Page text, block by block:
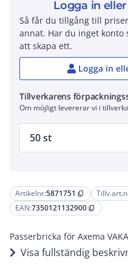
Artikelnr:5871751 content_copy
EAN:7350121132900 content_copy
Passerbricka för Axema VAKA
Visa fullständig
Logga in
Så får du tillgång till
annat. Har du inget
att skapa ett.
Logga in
Tillverkarens
Om möjligt levererar vi i
50 st